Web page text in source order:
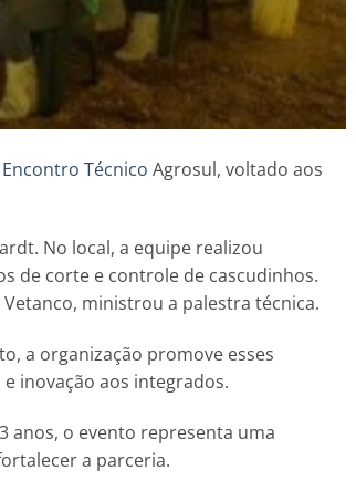
Encontro Técnico Agrosul, voltado aos
No local, a equipe realizou
de corte e controle de cascudinhos.
ministrou a palestra técnica.
a organização promove esses
inovação aos integrados.
anos, o evento representa uma
a parceria.